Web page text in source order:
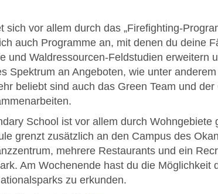
sich vor allem durch das „Firefighting-
auch Programme an, mit denen du deine
und Waldressourcen-Feldstudien erweitern
Spektrum an Angeboten, wie unter
beliebt sind auch das Green Team und
School ist vor allem durch Wohngebiete
grenzt zusätzlich an den Campus des
mehrere Restaurants und ein
Am Wochenende hast du die Möglichkeit
zu erkunden.